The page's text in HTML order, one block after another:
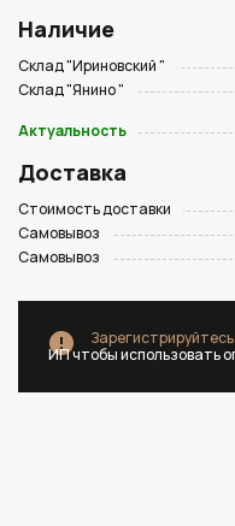
Наличие
Склад "Ириновский "
Склад "Янино "
Актуальность
Доставка
Стоимость доставки
Самовывоз
Самовывоз
Зарегистрируйтесь
ИП чтобы использовать